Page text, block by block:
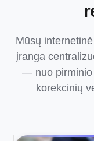
Mūsų
įranga
— nuo pirminio
korekcinių